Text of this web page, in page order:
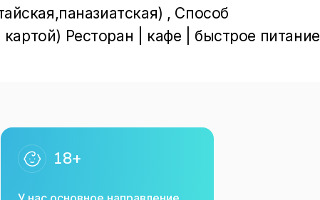
, Способ
Ресторан | кафе | быстрое питание
18+